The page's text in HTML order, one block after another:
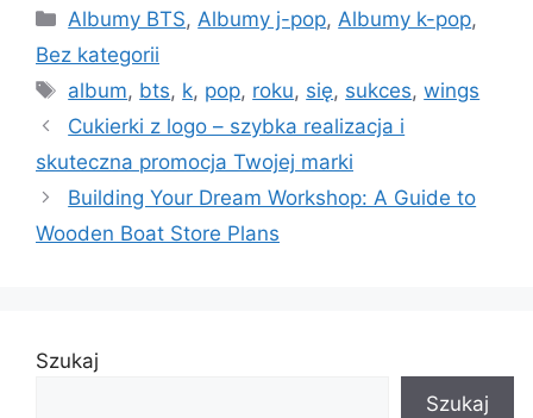
Kategorie
Albumy BTS, Albumy j-pop, Albumy k-pop,
Bez kategorii
Tagi
album, bts, k, pop, roku, się, sukces,wings
Cukierki z logo – szybka realizacja i
skuteczna promocja Twojej marki
Building Your Dream Workshop: A Guide to
Wooden Boat Store Plans
Szukaj
Szukaj